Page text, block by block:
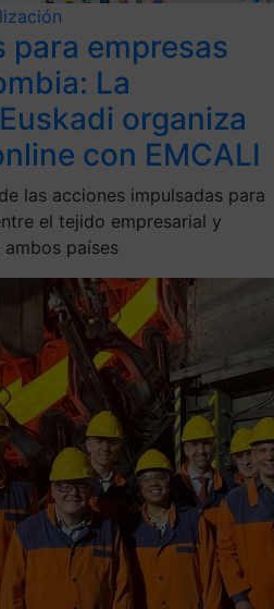
empresas
La
organiza
con EMCALI
las acciones impulsadas para
el tejido empresarial y
países